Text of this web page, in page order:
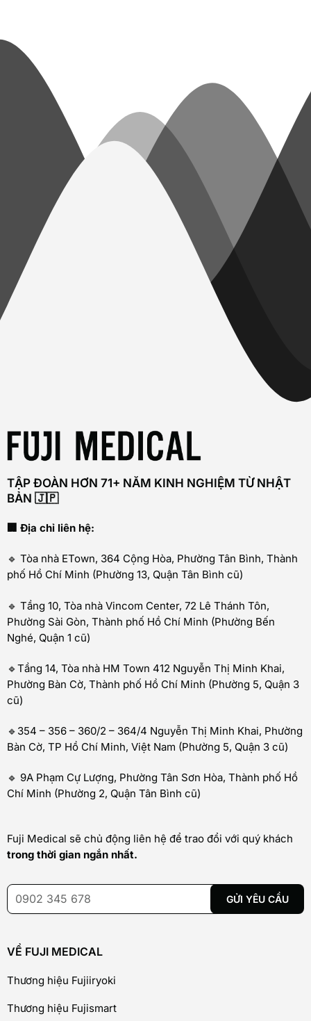
TẬP ĐOÀN HƠN 71+ NĂM KINH NGHIỆM TỪ NHẬT
BẢN 🇯🇵
🏢 Địa chỉ liên hệ:
🔹 Tòa nhà ETown, 364 Cộng Hòa, Phường Tân Bình, Thành
phố Hồ Chí Minh (Phường 13, Quận Tân Bình cũ)
🔹 Tầng 10, Tòa nhà Vincom Center, 72 Lê Thánh Tôn,
Phường Sài Gòn, Thành phố Hồ Chí Minh (Phường Bến
Nghé, Quận 1 cũ)
🔹Tầng 14, Tòa nhà HM Town 412 Nguyễn Thị Minh Khai,
Phường Bàn Cờ, Thành phố Hồ Chí Minh (Phường 5, Quận 3
cũ)
🔹354 – 356 – 360/2 – 364/4 Nguyễn Thị Minh Khai, Phường
Bàn Cờ, TP Hồ Chí Minh, Việt Nam (Phường 5, Quận 3 cũ)
🔹 9A Phạm Cự Lượng, Phường Tân Sơn Hòa, Thành phố Hồ
Chí Minh (Phường 2, Quận Tân Bình cũ)
Fuji Medical sẽ chủ động liên hệ để trao đổi với quý khách
trong thời gian ngắn nhất.
VỀ FUJI MEDICAL
Thương hiệu Fujiiryoki
Thương hiệu Fujismart